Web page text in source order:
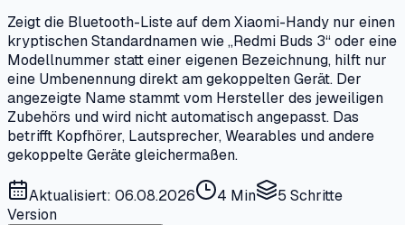
Zeigt die Bluetooth-Liste auf dem Xiaomi-Handy nur einen
kryptischen Standardnamen wie „Redmi Buds 3“ oder eine
Modellnummer statt einer eigenen Bezeichnung, hilft nur
eine Umbenennung direkt am gekoppelten Gerät. Der
angezeigte Name stammt vom Hersteller des jeweiligen
Zubehörs und wird nicht automatisch angepasst. Das
betrifft Kopfhörer, Lautsprecher, Wearables und andere
gekoppelte Geräte gleichermaßen.
Aktualisiert: 06.08.2026 4 Min 5 Schritte
Version